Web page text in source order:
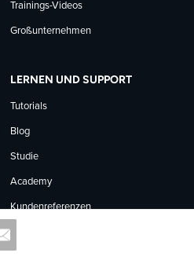
Trainings-Videos
Großunternehmen
LERNEN UND SUPPORT
Tutorials
Blog
Studie
Academy
Kundenreferenzen